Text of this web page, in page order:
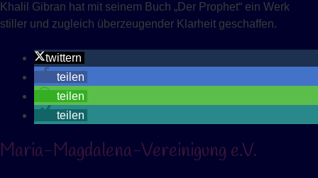
Khalil Gibran hat mit seinem Buch „Der Prophet“ ein Werk
stiller und zugleich überzeugender Klarheit geschaffen.
twittern
teilen
teilen
teilen
Maria-Magdalena-Vereinigung e.V.